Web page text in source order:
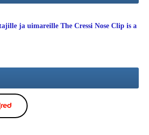
ja uimareille The Cressi Nose Clip is a